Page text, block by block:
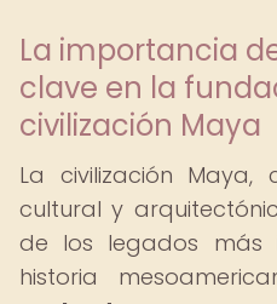
La importancia
clave en la
civilización Maya
La civilización
cultural y
de los legados más
historia